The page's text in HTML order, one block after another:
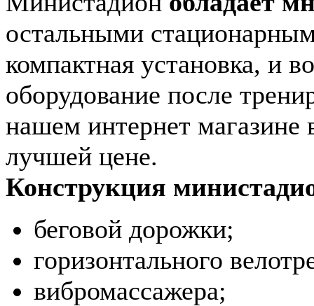
остальными
компактная установка, и
оборудование после
нашем интернет магазине
лучшей цене.
Конструкция
беговой дорожки;
горизонтального
вибромассажера;